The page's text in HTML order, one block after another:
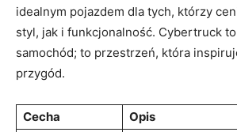
idealnym⁣ pojazdem dla tych, ⁤którzy
styl, jak i‍ funkcjonalność. Cybertruck
samochód; to przestrzeń, która
przygód.
Cecha Opis